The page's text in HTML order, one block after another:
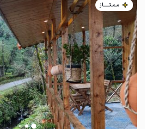
2.5میلیون ت
مـمـتــــــاز